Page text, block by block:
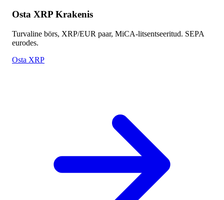
Osta XRP Krakenis
Turvaline börs, XRP/EUR paar, MiCA-litsentseeritud. SEPA
eurodes.
Osta XRP